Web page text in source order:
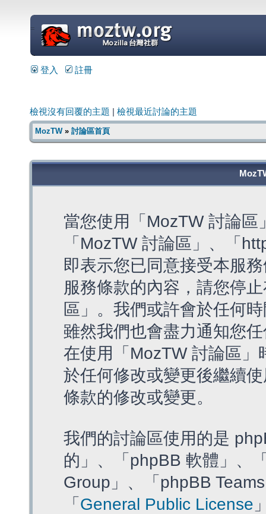
=
登入 註冊
檢視沒有回覆的主題 檢視最近討論的主題
MozTW» 討論區首頁
當您使用「MozTW 討論
「MozTW 討論區」、「
即表示您已同意接受本服
服務條款的內容，請您停
區」。我們或許會於任何
雖然我們也會盡力通知您
在使用「MozTW 討論區
於任何修改或變更後繼續
條款的修改或變更。
我們的討論區使用的是
的」、「phpBB 軟體」、
Group」、「phpBB
「 General Public License